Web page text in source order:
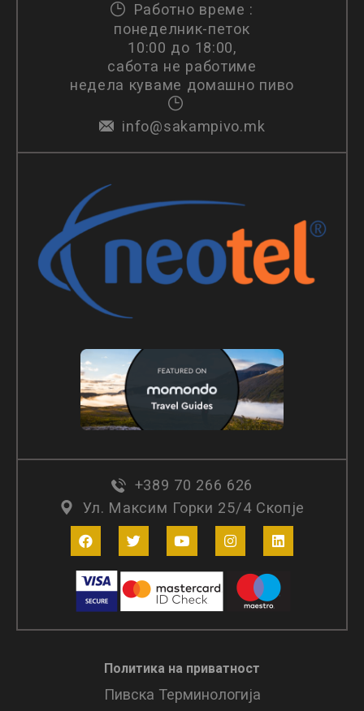
Работно време :
понеделник-петок
10:00 до 18:00,
сабота не работиме
недела куваме домашно пиво
info@sakampivo.mk
+389 70 266 626
Ул. Максим Горки 25/4 Скопје
Политика на приватност
Пивска Терминологија